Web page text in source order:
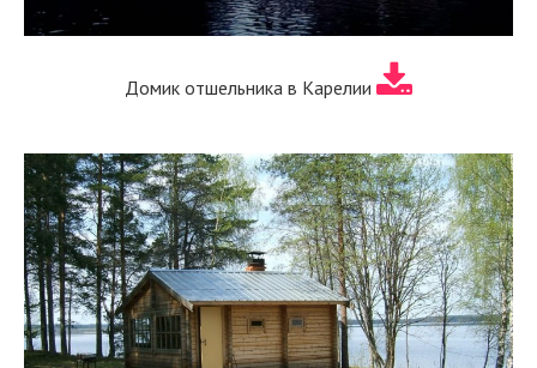
Домик отшельника в Карелии